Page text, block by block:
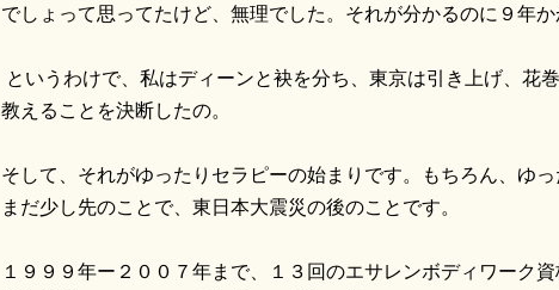
でしょって思ってたけど、無理でした。それが分かるのに９年か
というわけで、私はディーンと袂を分ち、東京は引き上げ、花
教えることを決断したの。
そして、それがゆったりセラピーの始まりです。もちろん、ゆ
まだ少し先のことで、東日本大震災の後のことです。
１９９９年ー２００７年まで、１３回のエサレンボディワーク